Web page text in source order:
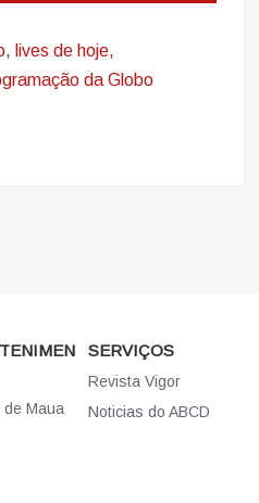
, lives de hoje,
da Globo
Maua
SERVIÇOS
Revista Vigor
Noticias do ABCD